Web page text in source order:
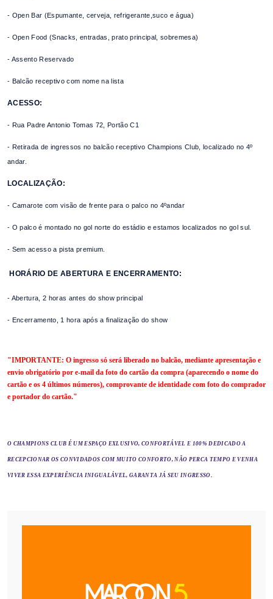
- Open Bar (Espumante, cerveja, refrigerante,suco e água)
- Open Food (Snacks, entradas, prato principal, sobremesa)
- Assento Reservado
- Balcão receptivo com nome na lista
ACESSO:
- Rua Padre Antonio Tomas 72, Portão C1
- Retirada de ingressos no balcão receptivo Champions Club, localizado no 4º
andar.
LOCALIZAÇÃO:
- Camarote com visão de frente para o palco no 4ºandar
- O palco é montado no gol norte do estádio e estamos localizados no gol sul.
- Sem acesso a pista premium.
HORÁRIO DE ABERTURA E ENCERRAMENTO:
- Abertura, 2 horas antes do show principal
- Encerramento, 1 hora após a finalização do show
"IMPORTANTE: O ingresso só será liberado no balcão, mediante apresentação e
envio obrigatório por e-mail da foto do cartão da compra (aparecendo o nome do
cartão e os 4 últimos números), comprovante de identidade com foto do comprador
e portador do cartão."
O CHAMPIONS CLUB É UM ESPAÇO EXLUSIVO, CONFORTÁVEL E 100% DEDICADO A
RECEPCIONAR OS CONVIDADOS COM MUITO CONFORTO, NÃO PERCA TEMPO E VENHA
VIVER ESSA EXPERIÊNCIA INIGUALÁVEL, GARANTA JÁ SEUINGRESSO